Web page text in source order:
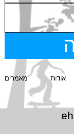
אודות מאמרים